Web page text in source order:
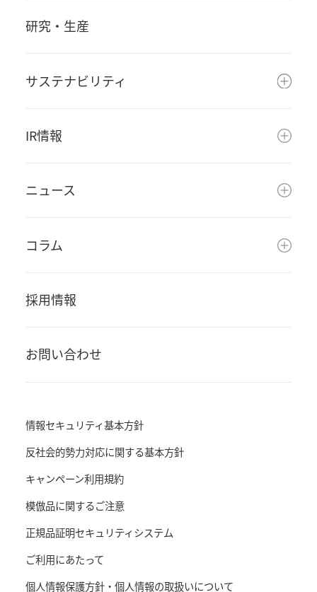
研究・生産
サステナビリティ
IR情報
ニュース
コラム
採用情報
お問い合わせ
情報セキュリティ基本方針
反社会的勢力対応に関する基本方針
キャンペーン利用規約
模倣品に関するご注意
正規品証明セキュリティシステム
ご利用にあたって
個人情報保護方針・個人情報の取扱いについて